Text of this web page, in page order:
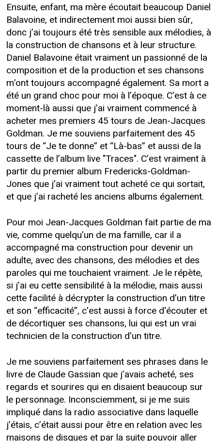
Ensuite, enfant, ma mère écoutait beaucoup Daniel
Balavoine, et indirectement moi aussi bien sûr,
donc j’ai toujours été très sensible aux mélodies, à
la construction de chansons et à leur structure.
Daniel Balavoine était vraiment un passionné de la
composition et de la production et ses chansons
m’ont toujours accompagné également. Sa mort a
été un grand choc pour moi à l’époque. C’est à ce
moment-là aussi que j’ai vraiment commencé à
acheter mes premiers 45 tours de Jean-Jacques
Goldman. Je me souviens parfaitement des 45
tours de “Je te donne” et “Là-bas” et aussi de la
cassette de l’album live "Traces". C’est vraiment à
partir du premier album Fredericks-Goldman-
Jones que j’ai vraiment tout acheté ce qui sortait,
et que j’ai racheté les anciens albums également.
Pour moi Jean-Jacques Goldman fait partie de ma
vie, comme quelqu’un de ma famille, car il a
accompagné ma construction pour devenir un
adulte, avec des chansons, des mélodies et des
paroles qui me touchaient vraiment. Je le répète,
si j’ai eu cette sensibilité à la mélodie, mais aussi
cette facilité à décrypter la construction d’un titre
et son “efficacité”, c'est aussi à force d'écouter et
de décortiquer ses chansons, lui qui est un vrai
technicien de la construction d’un titre.
Je me souviens parfaitement ses phrases dans le
livre de Claude Gassian que j’avais acheté, ses
regards et sourires qui en disaient beaucoup sur
le personnage. Inconsciemment, si je me suis
impliqué dans la radio associative dans laquelle
j’étais, c’était aussi pour être en relation avec les
maisons de disques et par la suite pouvoir aller